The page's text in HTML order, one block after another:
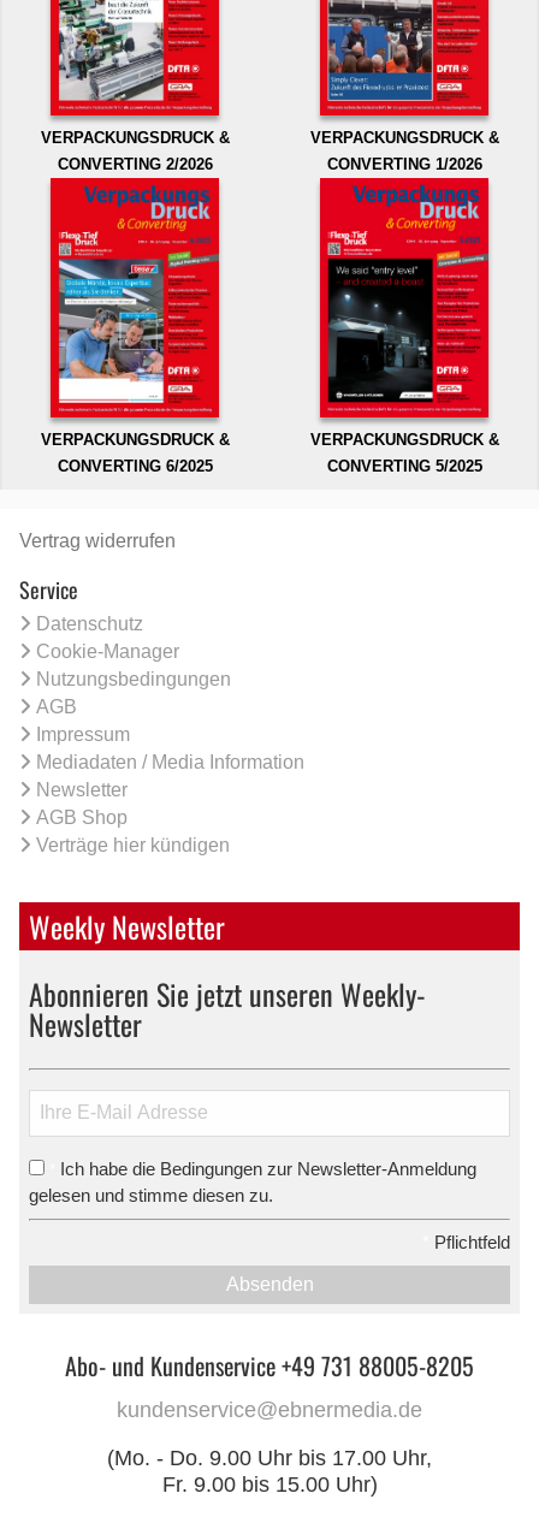
VERPACKUNGSDRUCK &
CONVERTING 2/2026
VERPACKUNGSDRUCK &
CONVERTING 1/2026
VERPACKUNGSDRUCK &
CONVERTING 6/2025
VERPACKUNGSDRUCK &
CONVERTING 5/2025
Vertrag widerrufen
Service
Datenschutz
Cookie-Manager
Nutzungsbedingungen
AGB
Impressum
Mediadaten / Media Information
Newsletter
AGB Shop
Verträge hier kündigen
Weekly Newsletter
Abonnieren Sie jetzt unseren Weekly-
Newsletter
Ich habe die Bedingungen zur Newsletter-Anmeldung
gelesen und stimme diesen zu.
Pflichtfeld
Absenden
Abo- und Kundenservice +49 731 88005-8205
kundenservice@ebnermedia.de
(Mo. - Do. 9.00 Uhr bis 17.00 Uhr,
Fr. 9.00 bis 15.00 Uhr)